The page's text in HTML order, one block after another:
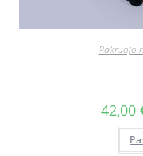
Pakruojo
42,00